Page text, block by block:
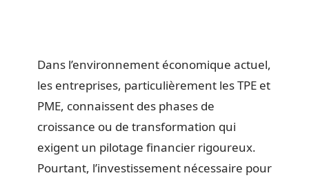
Dans l’environnement économique actuel,
les entreprises, particulièrement les TPE et
PME, connaissent des phases de
croissance ou de transformation qui
exigent un pilotage financier rigoureux.
Pourtant, l’investissement nécessaire pour